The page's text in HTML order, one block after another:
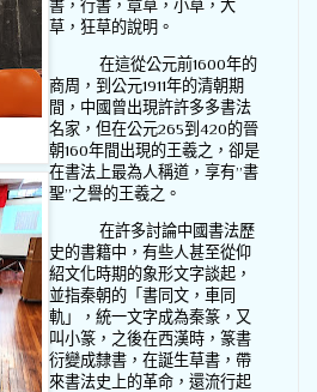
書，行書，章草，小草，大
草，狂草的說明。
在這從公元前1600年的
商周，到公元1911年的清朝期
間，中國曾出現許許多多書法
名家，但在公元265到 420的晉
朝160年間出現的王羲之，卻是
在書法上最為人稱道，享有”書
聖”之譽的王羲之。
在許多討論中國書法歷
史的書籍中，有些人甚至從仰
紹文化時期的象形文字談起，
並指秦朝的「書同文，車同
軌」，統一文字成為秦篆，又
叫小篆，之後在西漢時，篆書
衍變成隸書，在誕生草書，帶
來書法史上的革命，還流行起